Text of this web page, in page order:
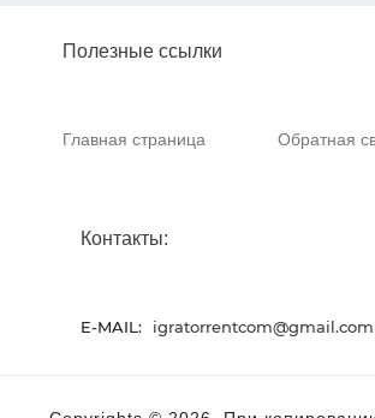
Полезные ссылки
Главная страница Обратная
Контакты:
E-MAIL: igratorrentcom@gmail.com